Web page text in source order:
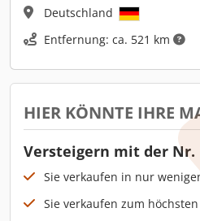
Deutschland
Entfernung: ca. 521 km
HIER KÖNNTE IHRE
Versteigern mit der Nr.
Sie verkaufen in nur
Sie verkaufen zum höchsten